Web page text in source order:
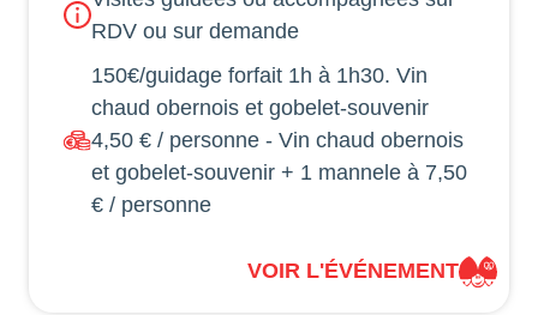
RDV ou sur demande
150€/guidage forfait 1h à 1h30. Vin
chaud obernois et gobelet-souvenir
4,50 € / personne - Vin chaud obernois
et gobelet-souvenir + 1 mannele à 7,50
€ / personne
VOIR L'ÉVÉNEMENT